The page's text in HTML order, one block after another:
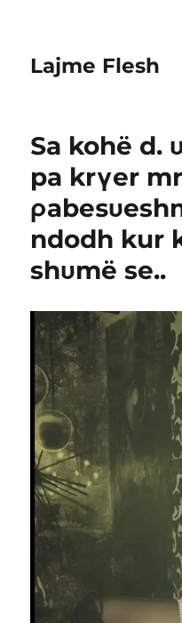
Lajme Flesh
Ѕa kohë d.
pa krγer
ndodh kur
shυmë se..